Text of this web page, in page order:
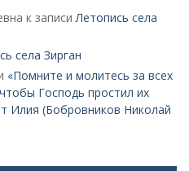
к записиЛетопись села
села Зирган
«Помните и молитесь за всех
Господь простил их
Илия (Бобровников Николай